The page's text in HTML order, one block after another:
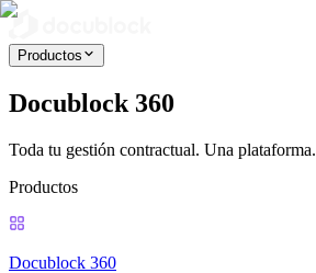
Productos
Docublock 360
Toda tu gestión contractual. Una plataforma.
Productos
Docublock 360